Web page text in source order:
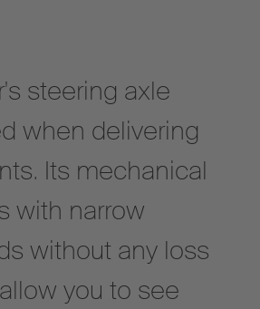
steering axle
when delivering
Its mechanical
with narrow
without any loss
you to see